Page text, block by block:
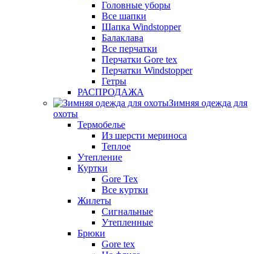
Головные уборы
Все шапки
Шапка Windstopper
Балаклава
Все перчатки
Перчатки Gore tex
Перчатки Windstopper
Гетры
РАСПРОДАЖА
Зимняя одежда для
охоты
Термобелье
Из шерсти мериноса
Теплое
Утепление
Куртки
Gore Tex
Все куртки
Жилеты
Сигнальные
Утепленные
Брюки
Gore tex